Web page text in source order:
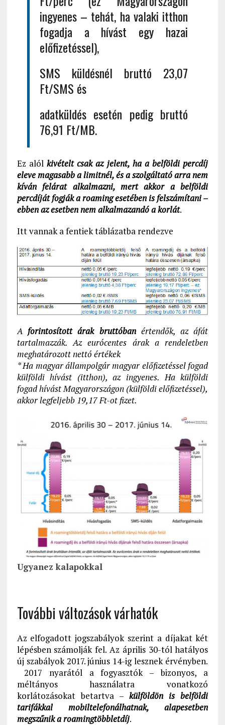
ingyenes – tehát, ha valaki itthon
fogadja a hívást egy hazai
előfizetéssel),
SMS küldésnél bruttó 23,07
Ft/SMS és
adatküldés esetén pedig bruttó
76,91 Ft/MB.
Ez alól kivételt csak az jelent, ha a belföldi percdíj
eleve magasabb a limitnél, és a szolgáltató arra nem
kíván felárat alkalmazni, mert akkor a belföldi
percdíját fogják a roaming esetében is felszámítani –
ebben az esetben nem alkalmazandó a korlát.
Itt vannak a fentiek táblázatba rendezve
A forintosított árak bruttóbanértendők, az áfát
tartalmazzák. Az eurócentes árak a rendeletben
meghatározott nettó értékek
* Ha magyar állampolgár magyar előfizetéssel fogad
külföldi hívást (itthon), az ingyenes. Ha külföldi
fogad hívást Magyarországon (külföldi előfizetéssel),
akkor legfeljebb 19,17 Ft-ot fizet.
Ugyanez kalapokkal
További változások várhatók
Az elfogadott jogszabályok szerint a díjakat két
lépésben számolják fel. Az április 30-tól hatályos
új szabályok 2017. június 14-ig lesznek érvényben.
2017 nyarától a fogyasztók – bizonyos, a
méltányos használatra vonatkozó
korlátozásokat betartva –külföldön is belföldi
tarifákkal mobiltelefonálhatnak, alapesetben
megszűnik a roamingtöbbletdíj.